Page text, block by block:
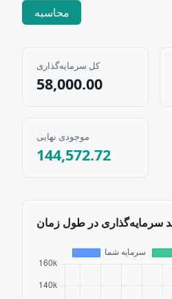
محاسبه
کل سرمایه‌گذاری
58,000.00
موجودی نهایی
144,572.72
سرمایه‌گذاری در طول زمان